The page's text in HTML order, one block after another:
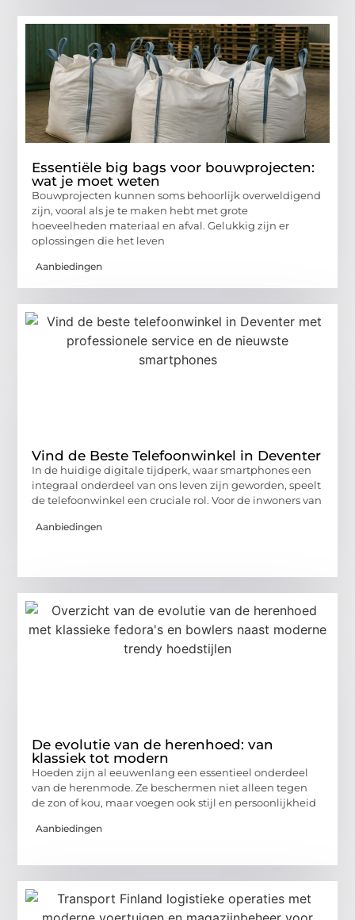
Essentiële big bags voor bouwprojecten:
wat je moet weten
Bouwprojecten kunnen soms behoorlijk overweldigend
zijn, vooral als je te maken hebt met grote
hoeveelheden materiaal en afval. Gelukkig zijn er
oplossingen die het leven
Aanbiedingen
Vind de Beste Telefoonwinkel in Deventer
In de huidige digitale tijdperk, waar smartphones een
integraal onderdeel van ons leven zijn geworden, speelt
de telefoonwinkel een cruciale rol. Voor de inwoners van
Aanbiedingen
De evolutie van de herenhoed: van
klassiek tot modern
Hoeden zijn al eeuwenlang een essentieel onderdeel
van de herenmode. Ze beschermen niet alleen tegen
de zon of kou, maar voegen ook stijl en persoonlijkheid
Aanbiedingen